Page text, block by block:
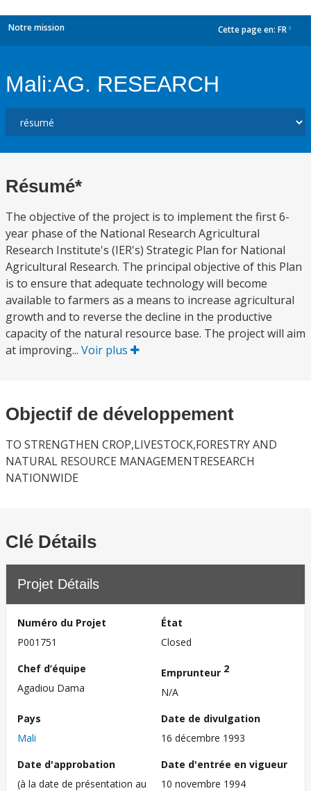
Notre mission Cette page en: FR
Mali:AG. RESEARCH
Résumé*
The objective of the project is to implement the first 6-
year phase of the National Research Agricultural
Research Institute's (IER's) Strategic Plan for National
Agricultural Research. The principal objective of this Plan
is to ensure that adequate technology will become
available to farmers as a means to increase agricultural
growth and to reverse the decline in the productive
capacity of the natural resource base. The project will aim
at improving... Voir plus
Objectif de développement
TO STRENGTHEN CROP,LIVESTOCK,FORESTRY AND
NATURAL RESOURCE MANAGEMENTRESEARCH
NATIONWIDE
Clé Détails
Projet Détails
Numéro du Projet
P001751
État
Closed
Chef d’équipe
Agadiou Dama
Emprunteur 2
N/A
Pays
Mali
Date de divulgation
16 décembre 1993
Date d'approbation
(à la date de présentation au
Date d'entrée en vigueur
10 novembre 1994